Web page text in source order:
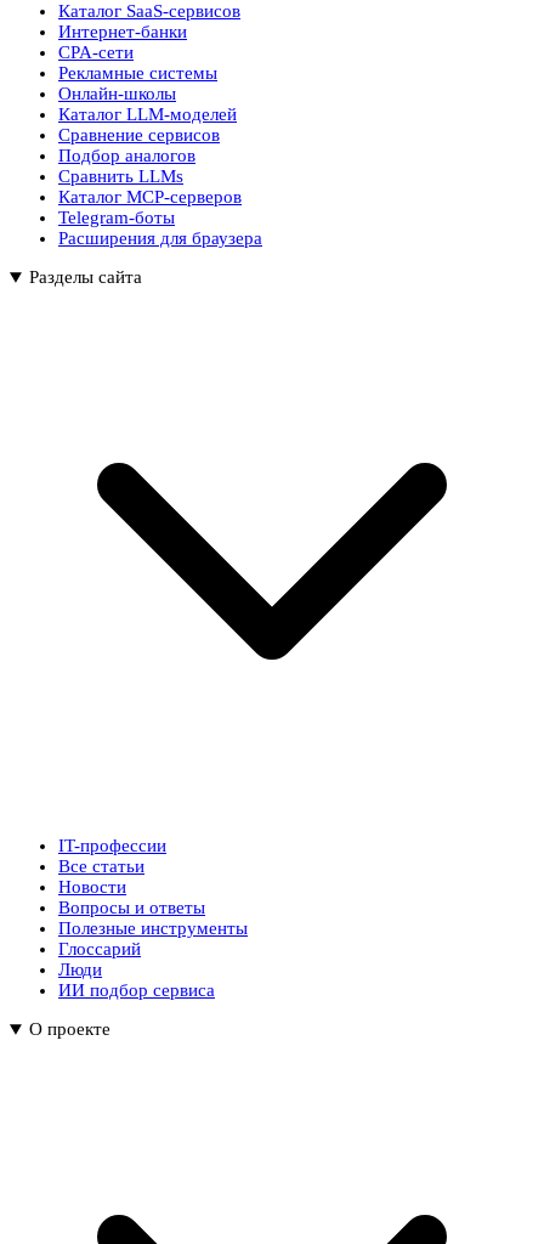
Каталог SaaS-сервисов
Интернет-банки
CPA-сети
Рекламные системы
Онлайн-школы
Каталог LLM-моделей
Сравнение сервисов
Подбор аналогов
Сравнить LLMs
Каталог MCP-серверов
Telegram-боты
Расширения для браузера
Разделы сайта
IT-профессии
Все статьи
Новости
Вопросы и ответы
Полезные инструменты
Глоссарий
Люди
ИИ подбор сервиса
О проекте